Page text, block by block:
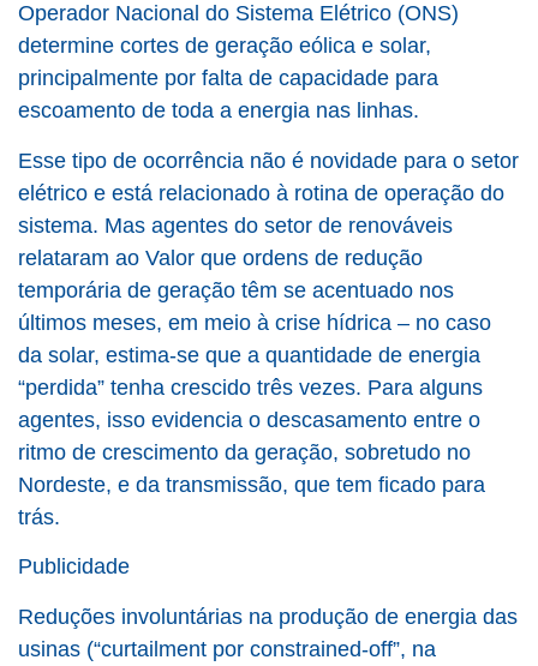
Operador Nacional do Sistema Elétrico (ONS)
determine cortes de geração eólica e solar,
principalmente por falta de capacidade para
escoamento de toda a energia nas linhas.
Esse tipo de ocorrência não é novidade para o setor
elétrico e está relacionado à rotina de operação do
sistema. Mas agentes do setor de renováveis
relataram ao Valor que ordens de redução
temporária de geração têm se acentuado nos
últimos meses, em meio à crise hídrica – no caso
da solar, estima-se que a quantidade de energia
“perdida” tenha crescido três vezes. Para alguns
agentes, isso evidencia o descasamento entre o
ritmo de crescimento da geração, sobretudo no
Nordeste, e da transmissão, que tem ficado para
trás.
Publicidade
Reduções involuntárias na produção de energia das
usinas (“curtailment por constrained-off”, na